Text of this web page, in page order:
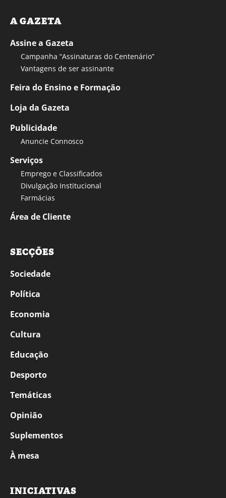
A GAZETA
Assine a Gazeta
Campanha “Assinaturas do Centenário”
Vantagens de ser assinante
Feira do Ensino e Formação
Loja da Gazeta
Publicidade
Anuncie Connosco
Serviços
Emprego e Classificados
Divulgação Institucional
Farmácias
Área de Cliente
SECÇÕES
Sociedade
Política
Economia
Cultura
Educação
Desporto
Temáticas
Opinião
Suplementos
À mesa
INICIATIVAS